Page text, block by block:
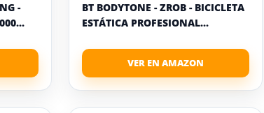
-
BT BODYTONE - ZROB - BICICLETA
ESTÁTICA PROFESIONAL...